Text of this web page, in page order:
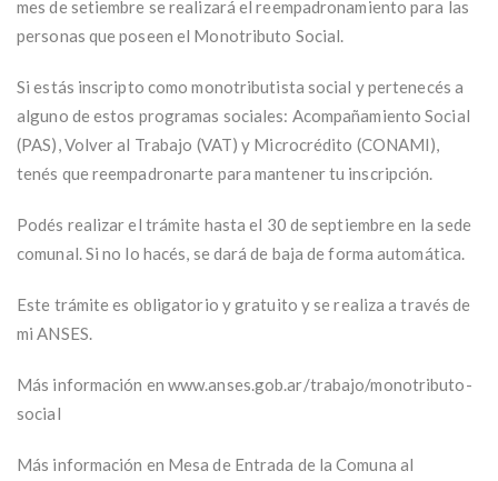
mes de setiembre se realizará el reempadronamiento para las
personas que poseen el Monotributo Social.
Si estás inscripto como monotributista social y pertenecés a
alguno de estos programas sociales: Acompañamiento Social
(PAS), Volver al Trabajo (VAT) y Microcrédito (CONAMI),
tenés que reempadronarte para mantener tu inscripción.
Podés realizar el trámite hasta el 30 de septiembre en la sede
comunal. Si no lo hacés, se dará de baja de forma automática.
Este trámite es obligatorio y gratuito y se realiza a través de
mi ANSES.
Más información en www.anses.gob.ar/trabajo/monotributo-
social
Más información en Mesa de Entrada de la Comuna al